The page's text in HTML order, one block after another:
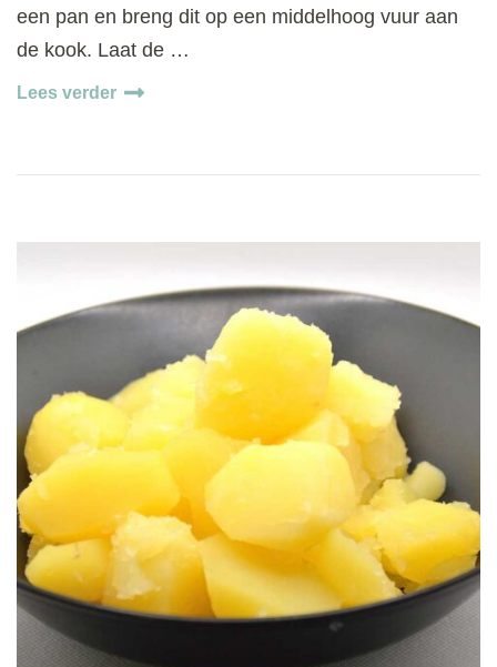
een pan en breng dit op een middelhoog vuur aan
de kook. Laat de …
Lees verder